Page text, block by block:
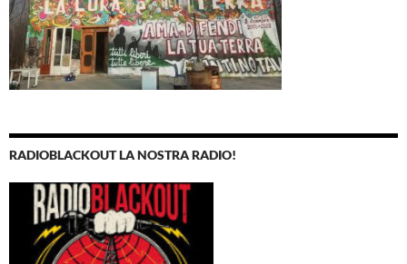
RADIOBLACKOUT LA NOSTRA RADIO!